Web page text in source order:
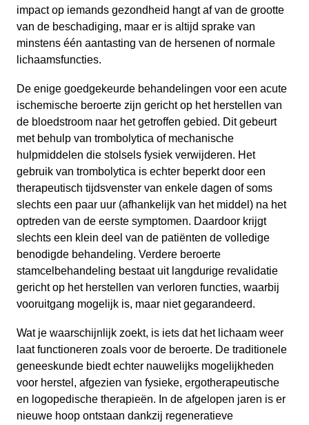
impact op iemands gezondheid hangt af van de grootte
van de beschadiging, maar er is altijd sprake van
minstens één aantasting van de hersenen of normale
lichaamsfuncties.
De enige goedgekeurde behandelingen voor een acute
ischemische beroerte zijn gericht op het herstellen van
de bloedstroom naar het getroffen gebied. Dit gebeurt
met behulp van trombolytica of mechanische
hulpmiddelen die stolsels fysiek verwijderen. Het
gebruik van trombolytica is echter beperkt door een
therapeutisch tijdsvenster van enkele dagen of soms
slechts een paar uur (afhankelijk van het middel) na het
optreden van de eerste symptomen. Daardoor krijgt
slechts een klein deel van de patiënten de volledige
benodigde behandeling. Verdere beroerte
stamcelbehandeling bestaat uit langdurige revalidatie
gericht op het herstellen van verloren functies, waarbij
vooruitgang mogelijk is, maar niet gegarandeerd.
Wat je waarschijnlijk zoekt, is iets dat het lichaam weer
laat functioneren zoals voor de beroerte. De traditionele
geneeskunde biedt echter nauwelijks mogelijkheden
voor herstel, afgezien van fysieke, ergotherapeutische
en logopedische therapieën. In de afgelopen jaren is er
nieuwe hoop ontstaan dankzij regeneratieve